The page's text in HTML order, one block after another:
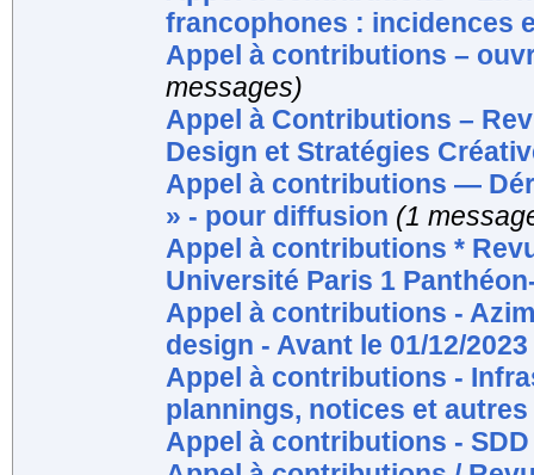
francophones : incidences
Appel à contributions –
messages)
Appel à Contributions –
Design et Stratégies
Appel à contributions —
» - pour diffusion (1
Appel à contributions *
Université Paris 1
Appel à contributions -
design - Avant le 01/12/2023
Appel à contributions -
plannings, notices et
Appel à contributions - SDD